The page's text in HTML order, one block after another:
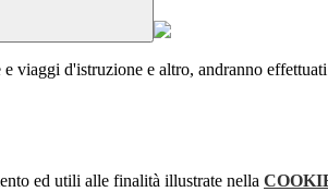
d'istruzione e altro, andranno
ed utili alle finalità illustrate nella